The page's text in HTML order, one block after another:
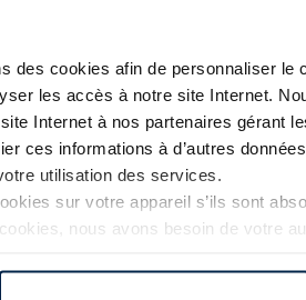
des cookies afin de personnaliser le
les accès à notre site Internet.
Internet à nos partenaires gérant
ces informations à d’autres
utilisation des services.
sur votre appareil s’ils sont
nous avons besoin de votre
!